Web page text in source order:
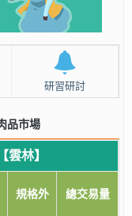
研習研討
品市場
林】
規格外 總交易量